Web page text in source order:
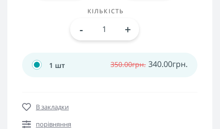
КІЛЬКІСТЬ
- +
1 шт 350.00грн. 340.00грн.
В закладки
порівняння